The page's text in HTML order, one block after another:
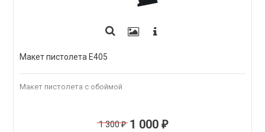
Макет пистолета Е405
Макет пистолета с обоймой
1 300₽ 1 000 ₽